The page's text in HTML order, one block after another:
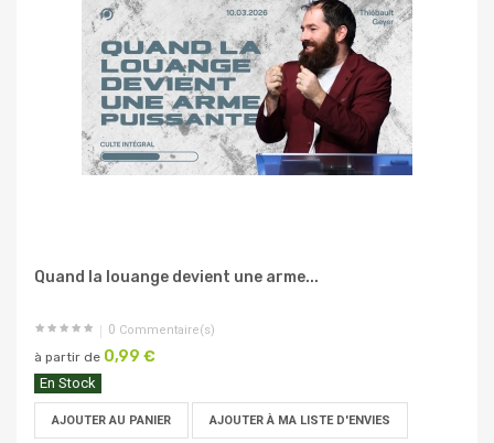
Quand la louange devient une arme...
0 Commentaire(s)
à partir de 0,99 €
En Stock
AJOUTER AU PANIER AJOUTER À MA LISTE D'ENVIES